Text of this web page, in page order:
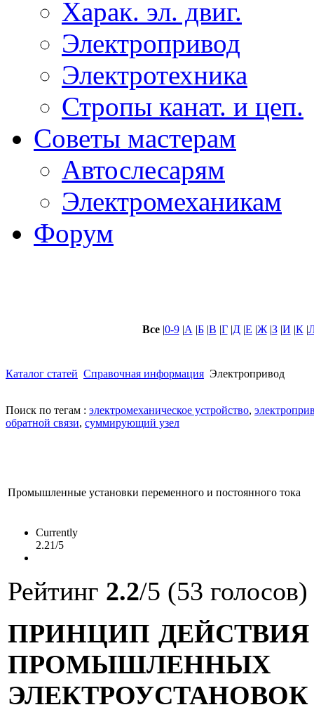
Харак. эл. двиг.
Электропривод
Электротехника
Стропы канат. и цеп.
Советы мастерам
Автослесарям
Электромеханикам
Форум
Все|0-9|А |Б|В |Г|Д|Е |Ж|З|И |К|
Каталог статей Справочная информация Электропривод
Поиск по тегам : электромеханическое устройство,
обратной связи, суммирующий узел
Промышленные установки переменного и постоянного тока
Currently
2.21/5
Рейтинг 2.2/5 (53 голосов)
ПРИНЦИП ДЕЙСТВИЯ
ПРОМЫШЛЕННЫХ
ЭЛЕКТРОУСТАНОВОК